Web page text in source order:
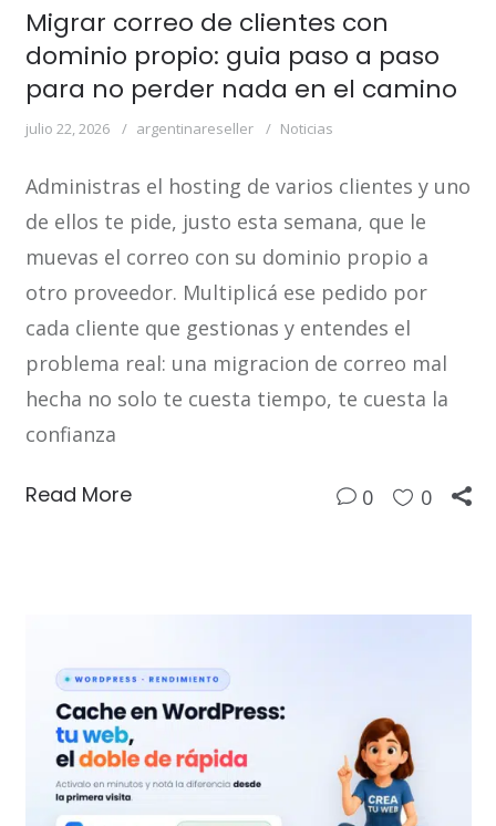
Migrar correo de clientes con
dominio propio: guia paso a paso
para no perder nada en el camino
julio 22, 2026 argentinareseller Noticias
Administras el hosting de varios clientes y uno
de ellos te pide, justo esta semana, que le
muevas el correo con su dominio propio a
otro proveedor. Multiplicá ese pedido por
cada cliente que gestionas y entendes el
problema real: una migracion de correo mal
hecha no solo te cuesta tiempo, te cuesta la
confianza
Read More 0 0